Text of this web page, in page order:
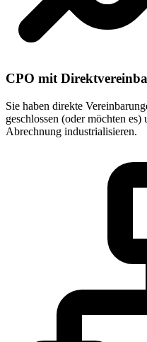
CPO mit
Sie haben direkte
geschlossen (oder möchten
Abrechnung industrialisieren.